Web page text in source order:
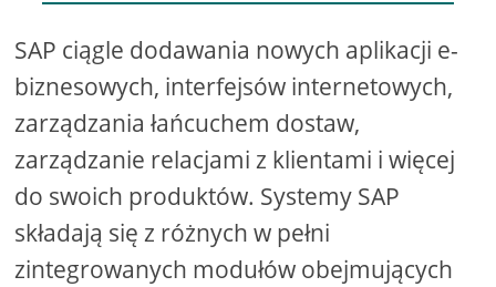
SAP ciągle dodawania nowych aplikacji e-
biznesowych, interfejsów internetowych,
zarządzania łańcuchem dostaw,
zarządzanie relacjami z klientami i więcej
do swoich produktów. Systemy SAP
składają się z różnych w pełni
zintegrowanych modułów obejmujących